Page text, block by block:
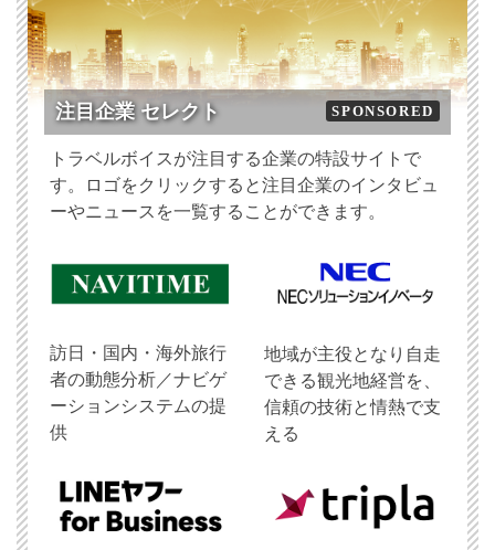
注目企業 セレクト SPONSORED
トラベルボイスが注目する企業の特設サイトで
す。ロゴをクリックすると注目企業のインタビュ
ーやニュースを一覧することができます。
訪日・国内・海外旅行
者の動態分析／ナビゲ
ーションシステムの提
供
地域が主役となり自走
できる観光地経営を、
信頼の技術と情熱で支
える